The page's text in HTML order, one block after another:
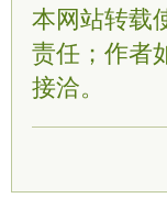
本网站转载
责任；作者
接洽。